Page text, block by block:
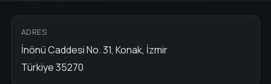
ADRES
İnönü Caddesi No. 31, Konak, İzmir
Türkiye 35270